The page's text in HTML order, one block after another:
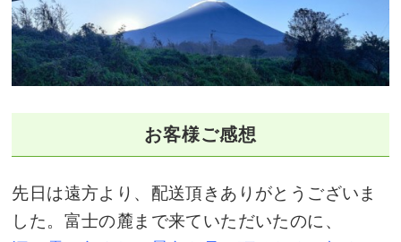
お客様ご感想
先日は遠方より、配送頂きありがとうございま
した。富士の麓まで来ていただいたのに、